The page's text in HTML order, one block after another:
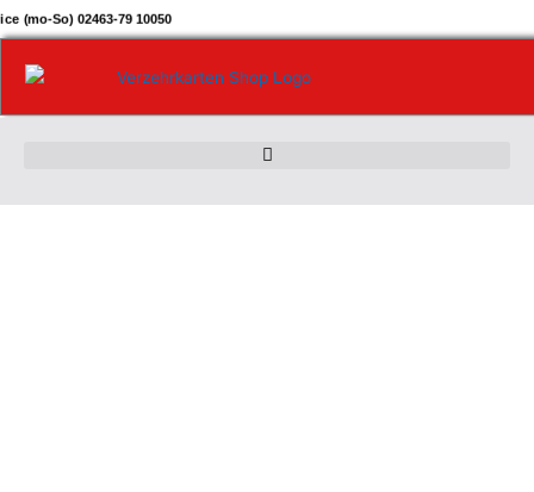
Zum
Inhalt
springen
(mo-So) 02463-79 10050